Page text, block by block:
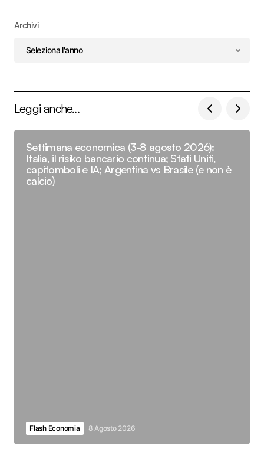
Archivi
Leggi anche...
Settimana economica (3-8 agosto 2026):
Italia, il risiko bancario continua; Stati Uniti,
capitomboli e IA; Argentina vs Brasile (e non è
calcio)
Flash Economia 8 Agosto 2026